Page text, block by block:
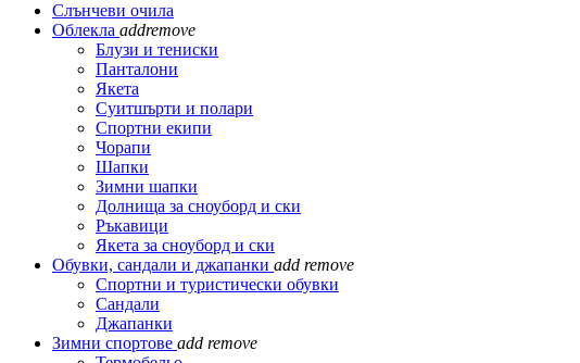
Слънчеви очила
Облекла addremove
Блузи и тениски
Панталони
Якета
Суитшърти и полари
Спортни екипи
Чорапи
Шапки
Зимни шапки
Долнища за сноуборд и ски
Ръкавици
Якета за сноуборд и ски
Обувки, сандали и джапанки add remove
Спортни и туристически обувки
Сандали
Джапанки
Зимни спортове add remove